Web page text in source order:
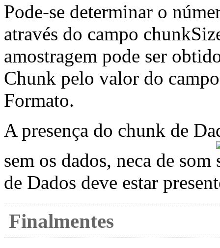
Pode-se determinar o
através do campo
amostragem pode ser
Chunk pelo valor do
Formato.
A presença do chunk de
sem os dados, neca de som
de Dados deve estar
Finalmentes